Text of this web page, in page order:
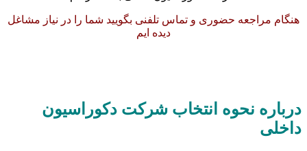
هنگام مراجعه حضوری و تماس تلفنی بگویید شما را در نیاز مشاغل
دیده ایم
درباره نحوه انتخاب شرکت دکوراسیون
داخلی